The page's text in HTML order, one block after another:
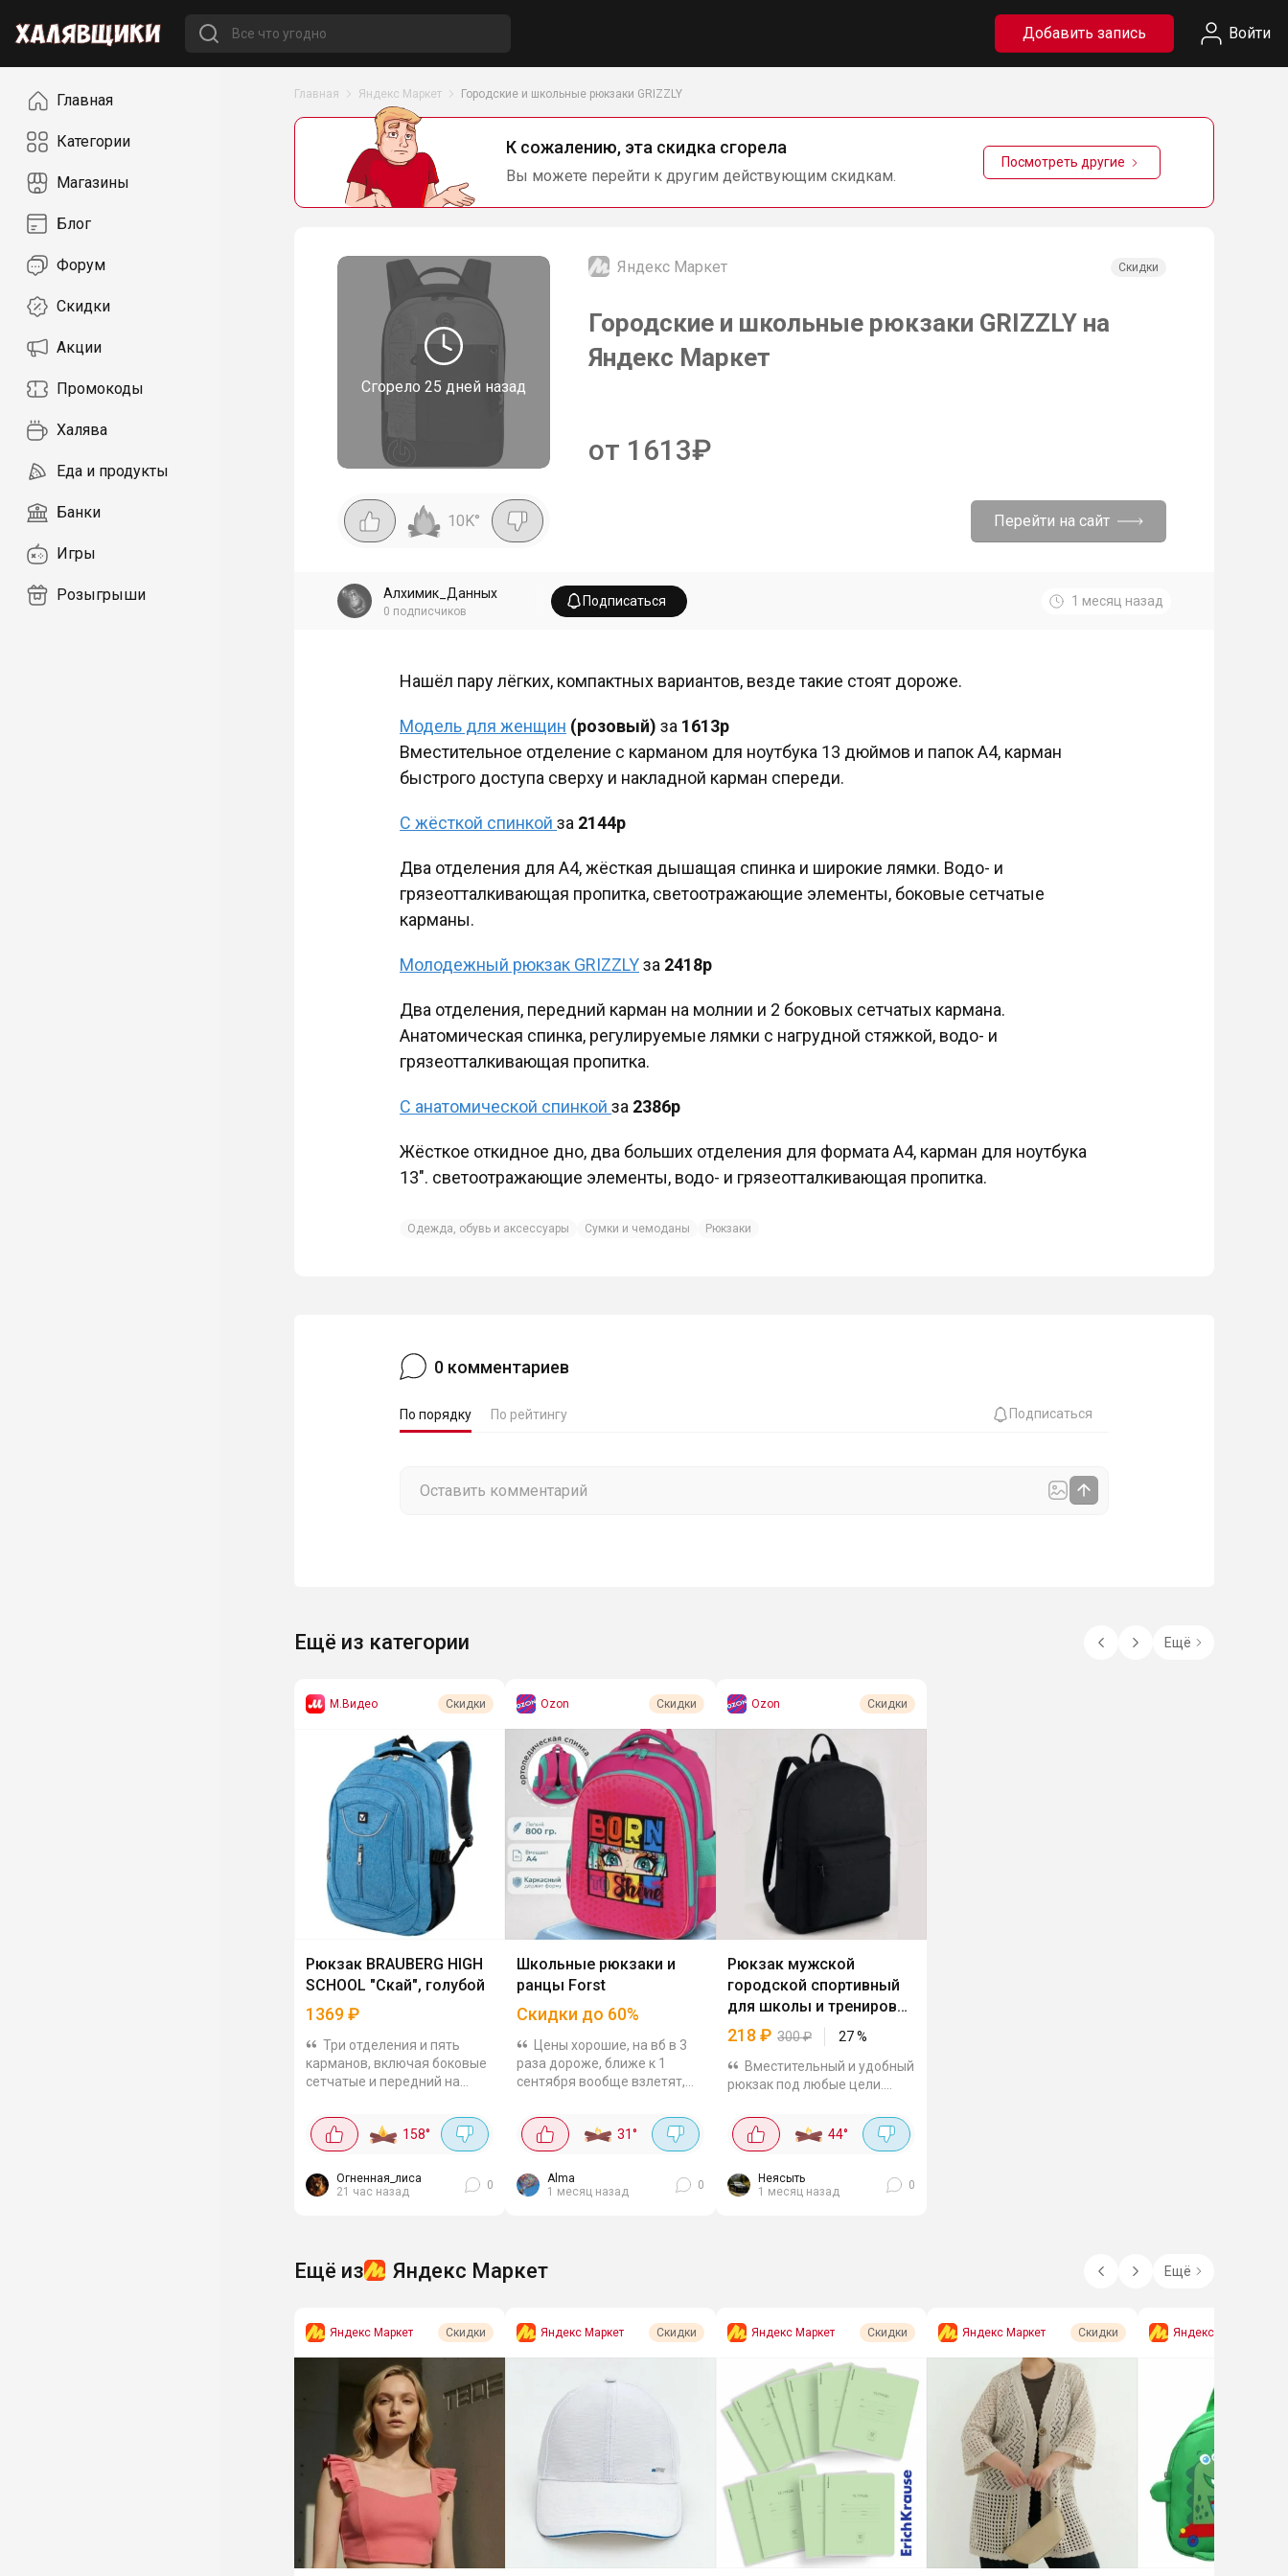
Добавить запись Войти
НавигацияГлавная
Категории
Магазины
Блог
Форум
Скидки
Акции
Промокоды
Халява
Еда и продукты
Банки
Игры
Розыгрыши
Главная Яндекс Маркет Городские и школьные рюкзаки GRIZZLY
К сожалению, эта скидка сгорела
Вы можете перейти к другим действующим скидкам.
Посмотреть другие
Сгорело 25 дней назад
Яндекс Маркет Скидки
Городские и школьные рюкзаки GRIZZLY на
Яндекс Маркет
от 1613₽
10K° Перейти на сайт
Алхимик_Данных
0 подписчиков
Подписаться 1 месяц назад
Нашёл пару лёгких, компактных вариантов, везде такие стоят дороже.
Модель для женщин (розовый) за 1613р
Вместительное отделение с карманом для ноутбука 13 дюймов и папок А4, карман
быстрого доступа сверху и накладной карман спереди.
С жёсткой спинкой за 2144р
Два отделения для А4, жёсткая дышащая спинка и широкие лямки. Водо- и
грязеотталкивающая пропитка, светоотражающие элементы, боковые сетчатые
карманы.
Молодежный рюкзак GRIZZLYза 2418р
Два отделения, передний карман на молнии и 2 боковых сетчатых кармана.
Анатомическая спинка, регулируемые лямки с нагрудной стяжкой, водо- и
грязеотталкивающая пропитка.
С анатомической спинкой за 2386р
Жёсткое откидное дно, два больших отделения для формата А4, карман для ноутбука
13″. светоотражающие элементы, водо- и грязеотталкивающая пропитка.
Одежда, обувь и аксессуары Сумки и чемоданы Рюкзаки
0 комментариев
По порядку По рейтингу Подписаться
Ещё из категории Ещё
М.Видео Скидки
Рюкзак BRAUBERG HIGH
SCHOOL "Скай", голубой
1369₽
Три отделения и пять
карманов, включая боковые
сетчатые и передний на
дополнено карманом-
разделителем и подвесным
кармашком на молнии....
158°
Огненная_лиса
21 час назад
0
Ozon Скидки
Школьные рюкзаки и
ранцы Forst
Скидки до 60%
Цены хорошие, на вб в 3
раза дороже, ближе к 1
сентября вообще взлетят,
школьники, выбираем:
31°
Alma
1 месяц назад
0
Ozon Скидки
Рюкзак мужской
городской спортивный
для школы и тренировок
черный
218 ₽ 300₽ 27%
Вместительный и удобный
рюкзак под любые цели.
Легкий, компактный, берем!
44°
Неясыть
1 месяц назад
0
Ещё из Яндекс Маркет Ещё
Яндекс Маркет Скидки Яндекс Маркет Скидки Яндекс Маркет Скидки Яндекс Маркет Скидки Яндекс Маркет